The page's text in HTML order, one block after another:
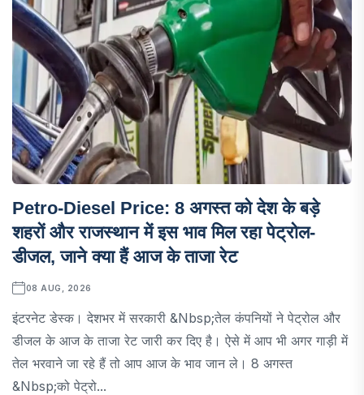
Petro-Diesel Price: 8 अगस्त को देश के बड़े
शहरों और राजस्थान में इस भाव मिल रहा पेट्रोल-
डीजल, जाने क्या हैं आज के ताजा रेट
08 AUG, 2026
इंटरनेट डेस्क। देशभर में सरकारी &nbsp;तेल कंपनियों ने पेट्रोल और
डीजल के आज के ताजा रेट जारी कर दिए है। ऐसे में आप भी अगर गाड़ी में
तेल भरवाने जा रहे हैं तो आप आज के भाव जान ले। 8 अगस्त
&nbsp;को पेट्रो...